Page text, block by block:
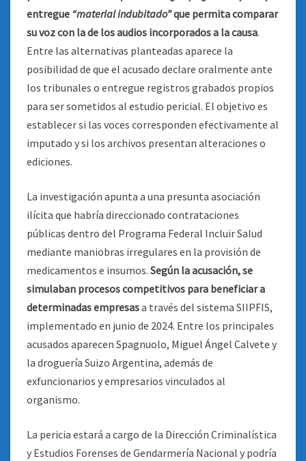
entregue “material indubitado”que permita comparar
su voz con la de los audios incorporados a la causa.
Entre las alternativas planteadas aparece la
posibilidad de que el acusado declare oralmente ante
los tribunales o entregue registros grabados propios
para ser sometidos al estudio pericial. El objetivo es
establecer si las voces corresponden efectivamente al
imputado y si los archivos presentan alteraciones o
ediciones.
La investigación apunta a una presunta asociación
ilícita que habría direccionado contrataciones
públicas dentro del Programa Federal Incluir Salud
mediante maniobras irregulares en la provisión de
medicamentos e insumos. Según la acusación, se
simulaban procesos competitivos para beneficiar a
determinadas empresasa través del sistema SIIPFIS,
implementado en junio de 2024. Entre los principales
acusados aparecen Spagnuolo, Miguel Ángel Calvete y
la droguería Suizo Argentina, además de
exfuncionarios y empresarios vinculados al
organismo.
La pericia estará a cargo de la Dirección Criminalística
y Estudios Forenses de Gendarmería Nacional y podría